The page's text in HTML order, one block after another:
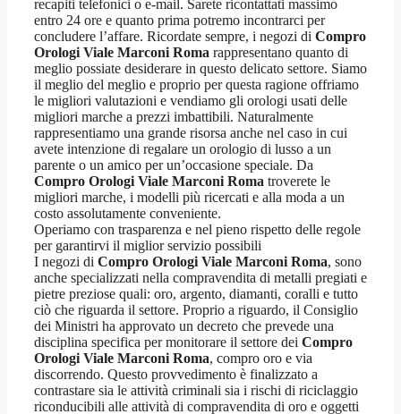
recapiti telefonici o e-mail. Sarete ricontattati massimo
entro 24 ore e quanto prima potremo incontrarci per
concludere l’affare. Ricordate sempre, i negozi di Compro
Orologi Viale Marconi Roma rappresentano quanto di
meglio possiate desiderare in questo delicato settore. Siamo
il meglio del meglio e proprio per questa ragione offriamo
le migliori valutazioni e vendiamo gli orologi usati delle
migliori marche a prezzi imbattibili. Naturalmente
rappresentiamo una grande risorsa anche nel caso in cui
avete intenzione di regalare un orologio di lusso a un
parente o un amico per un’occasione speciale. Da
Compro Orologi Viale Marconi Roma troverete le
migliori marche, i modelli più ricercati e alla moda a un
costo assolutamente conveniente.
Operiamo con trasparenza e nel pieno rispetto delle regole
per garantirvi il miglior servizio possibili
I negozi di Compro Orologi Viale Marconi Roma, sono
anche specializzati nella compravendita di metalli pregiati e
pietre preziose quali: oro, argento, diamanti, coralli e tutto
ciò che riguarda il settore. Proprio a riguardo, il Consiglio
dei Ministri ha approvato un decreto che prevede una
disciplina specifica per monitorare il settore dei Compro
Orologi Viale Marconi Roma, compro oro e via
discorrendo. Questo provvedimento è finalizzato a
contrastare sia le attività criminali sia i rischi di riciclaggio
riconducibili alle attività di compravendita di oro e oggetti